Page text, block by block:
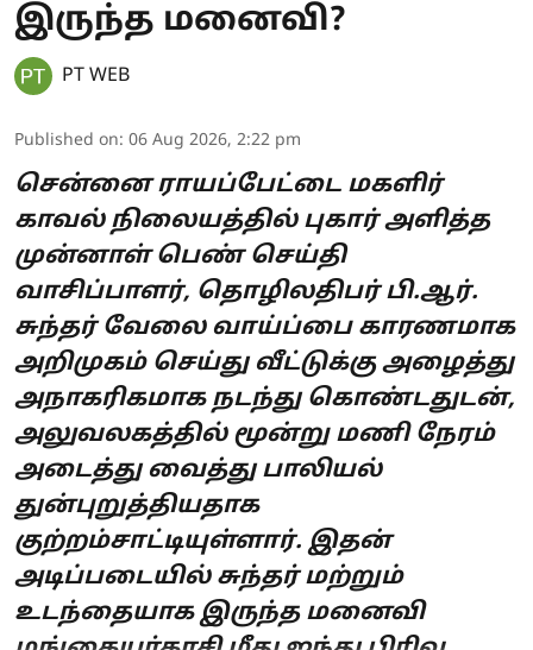
இருந்த மனைவி?
PT WEB
Published on: 06 Aug 2026, 2:22 pm
சென்னை ராயப்பேட்டை மகளிர்
காவல் நிலையத்தில் புகார் அளித்த
முன்னாள் பெண் செய்தி
வாசிப்பாளர், தொழிலதிபர் பி.ஆர்.
சுந்தர் வேலை வாய்ப்பை காரணமாக
அறிமுகம் செய்து வீட்டுக்கு அழைத்து
அநாகரிகமாக நடந்து கொண்டதுடன்,
அலுவலகத்தில் மூன்று மணி நேரம்
அடைத்து வைத்து பாலியல்
துன்புறுத்தியதாக
குற்றம்சாட்டியுள்ளார். இதன்
அடிப்படையில் சுந்தர் மற்றும்
உடந்தையாக இருந்த மனைவி